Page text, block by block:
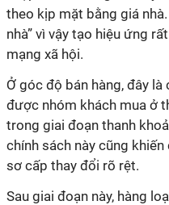
theo kịp mặt bằng giá
nhà” vì vậy tạo hiệu ứng
mạng xã hội.
Ở góc độ bán hàng, đây là
được nhóm khách mua ở
trong giai đoạn thanh
chính sách này cũng
sơ cấp thay đổi rõ rệt.
Sau giai đoạn này, hàng